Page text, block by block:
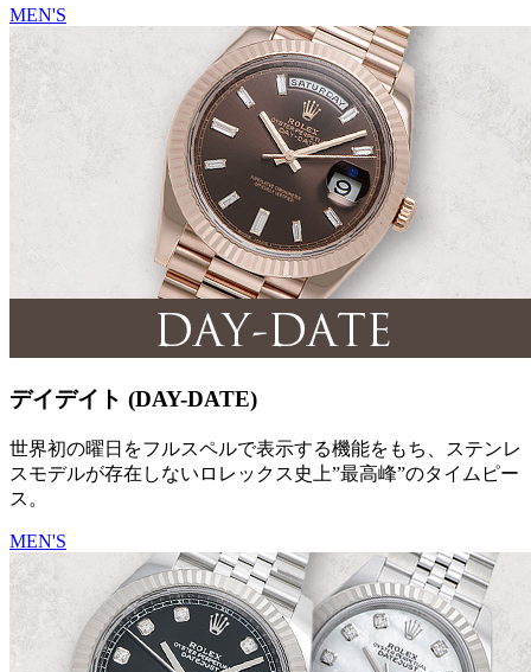
MEN'S
デイデイト (DAY-DATE)
世界初の曜日をフルスペルで表示する機能をもち、ステンレ
スモデルが存在しないロレックス史上”最高峰”のタイムピー
ス。
MEN'S